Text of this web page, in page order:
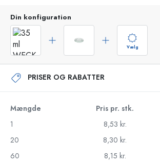
Din konfiguration
Vælg
PRISER OG RABATTER
Mængde Pris pr. stk.
1
8,53 kr.
20
8,30 kr.
60
8,15 kr.